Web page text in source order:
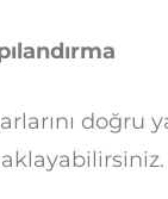
doğru